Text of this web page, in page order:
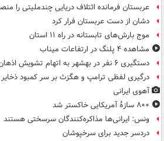
عربستان فرمانده ائتلاف دریایی چندملیتی را
دشان از دست عربستان فرار کرد
موج بارش‌های تابستانه در راه ۱۱ استان
مشاهده ۴ پلنگ در ارتفاعات میناب
دستگیری ۶ نفر در بهشهر به اتهام تشویش اذهان عمومی
درگیری لفظی ترامپ و هگزث بر سر کمبود
آهوی ایرانی
۸۰۰ سازۀ آمریکایی خاکستر شد
ونس: ایرانی‌ها مذاکره‌کنندگان سرسختی هستند
دردسر جدید برای سرخپوشان